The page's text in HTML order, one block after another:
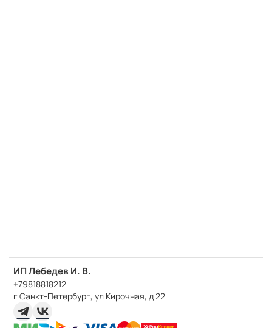
ИП Лебедев И. В.
+79818818212
г Санкт-Петербург, ул Кирочная, д 22